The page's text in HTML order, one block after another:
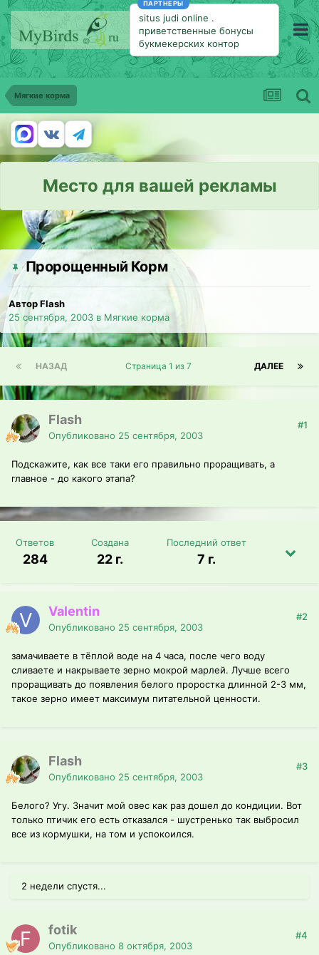
ПАРТНЕРЫ
situs judi online .
приветственные бонусы
букмекерских контор
Мягкие корма
Место для вашей рекламы
Пророщенный Корм
Автор Flash
25 сентября, 2003 в Мягкие корма
НАЗАД ДАЛЕЕ
Страница 1 из 7
Flash
Опубликовано 25 сентября, 2003
#1
Подскажите, как все таки его правильно проращивать, а
главное - до какого этапа?
Ответов
284
Создана
22 г.
Последний ответ
7 г.
Valentin
Опубликовано 25 сентября, 2003
#2
замачиваете в тёплой воде на 4 часа, после чего воду
сливаете и накрываете зерно мокрой марлей. Лучше всего
проращивать до появления белого проростка длинной 2-3 мм,
такое зерно имеет максимум питательной ценности.
Flash
Опубликовано 25 сентября, 2003
#3
Белого? Угу. Значит мой овес как раз дошел до кондиции. Вот
только птичик его есть отказался - шустренько так выбросил
все из кормушки, на том и успокоился.
2 недели спустя...
fotik
Опубликовано 8 октября, 2003
#4